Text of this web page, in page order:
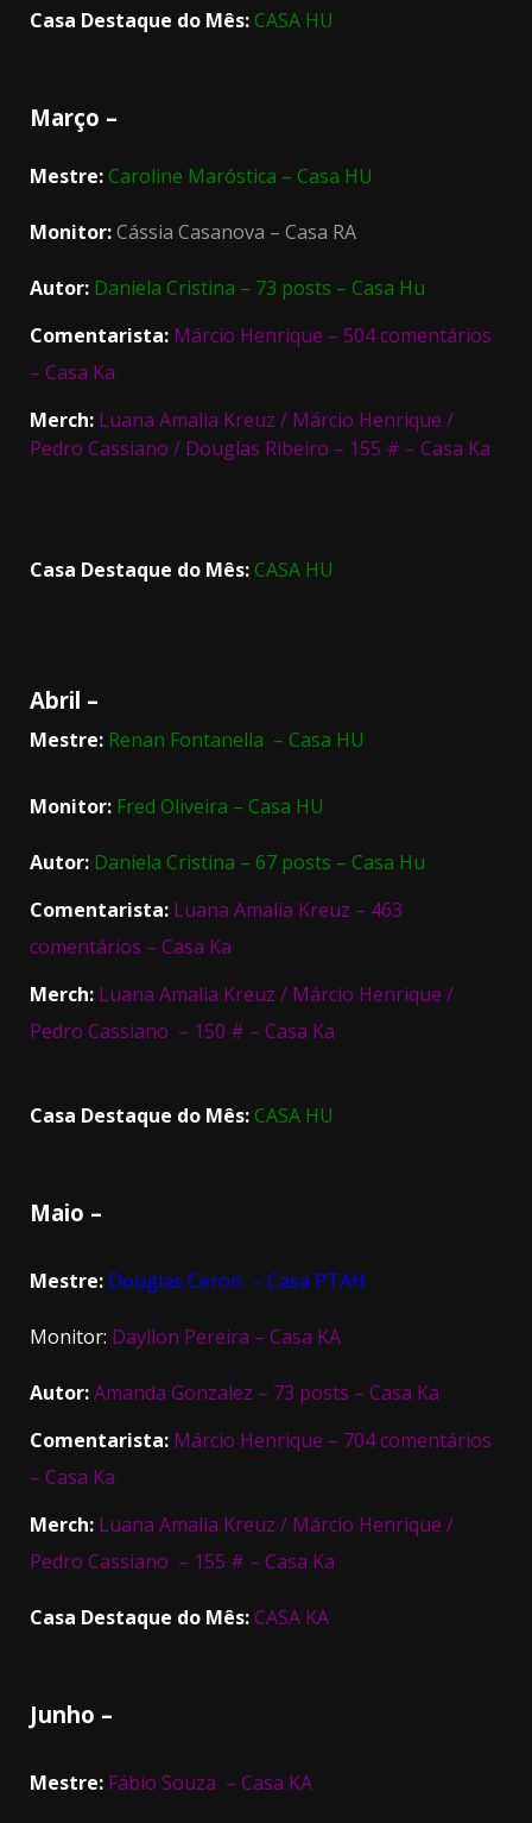
Casa Destaque do Mês:CASA HU
Março –
Mestre:Caroline Maróstica – Casa HU
Monitor:Cássia Casanova – Casa RA
Autor: Daniela Cristina – 73 posts – Casa Hu
Comentarista: Márcio Henrique – 504 comentários
– Casa Ka
Merch: Luana Amalia Kreuz / Márcio Henrique /
Pedro Cassiano / Douglas Ribeiro – 155 # – Casa Ka
Casa Destaque do Mês:CASA HU
Abril –
Mestre: Renan Fontanella – Casa HU
Monitor: Fred Oliveira – Casa HU
Autor: Daniela Cristina – 67 posts – Casa Hu
Comentarista: Luana Amalia Kreuz – 463
comentários – Casa Ka
Merch: Luana Amalia Kreuz / Márcio Henrique /
Pedro Cassiano – 150 # – Casa Ka
Casa Destaque do Mês:CASA HU
Maio –
Mestre: Douglas Ceron – Casa PTAH
Monitor: Dayllon Pereira – Casa KA
Autor:Amanda Gonzalez – 73 posts – Casa Ka
Comentarista: Márcio Henrique – 704 comentários
– Casa Ka
Merch: Luana Amalia Kreuz / Márcio Henrique /
Pedro Cassiano – 155 # – Casa Ka
Casa Destaque do Mês:CASA KA
Junho –
Mestre: Fábio Souza – Casa KA